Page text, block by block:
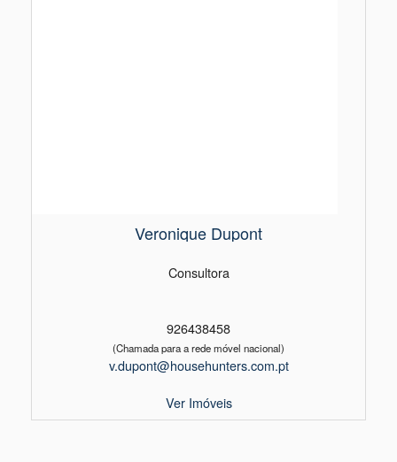
Veronique Dupont
Consultora
926438458
(Chamada para a rede móvel nacional)
v.dupont@househunters.com.pt
Ver Imóveis